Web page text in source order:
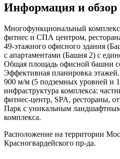
Информация и обзор
Многофункциональный
фитнес и СПА центром,
49-этажного офисного здания
с апартаментами (Башня 2) с
Общая площадь офисной башни
Эффективная планировка
900 м/м (5 подземных уровней и
инфраструктура комплекса:
фитнес-центр, SPA, рестораны,
Парк с уникальным
комплекса.
Расположение на территории
Красногвардейского пр-да.